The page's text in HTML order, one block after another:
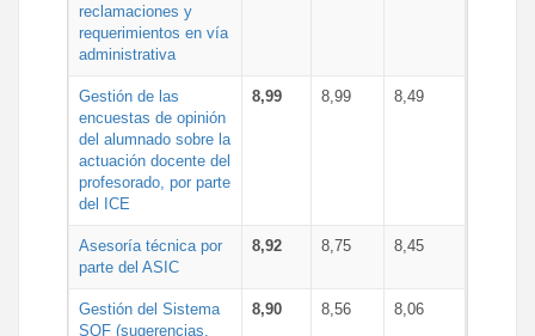
reclamaciones y
requerimientos en vía
administrativa
Gestión de las
encuestas de opinión
del alumnado sobre la
actuación docente del
profesorado, por parte
del ICE
8,99 8,99 8,49
Asesoría técnica por
parte del ASIC
8,92 8,75 8,45
Gestión del Sistema
SQF (sugerencias,
8,90 8,56 8,06